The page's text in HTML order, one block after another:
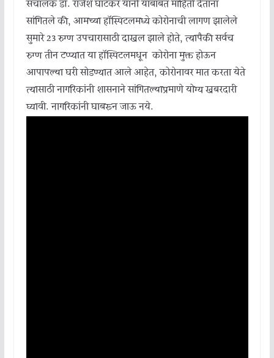
संचालक डॉ. राजेश घाटकर यांनी याबाबत माहिती देताना
सांगितले की, आमच्या हॉस्पिटलमध्ये कोरोनाची लागण झालेले
सुमारे 23 रुग्ण उपचारासाठी दाखल झाले होते, त्यापैकी सर्वच
रुग्ण तीन टप्प्यात या हॉस्पिटलमधून कोरोना मुक्त होऊन
आपापल्या घरी सोडण्यात आले आहेत, कोरोनावर मात करता येते
त्यासाठी नागरिकांनी शासनाने सांगितल्याप्रमाणे योग्य खबरदारी
घ्यावी. नागरिकांनी घाबरून जाऊ नये.